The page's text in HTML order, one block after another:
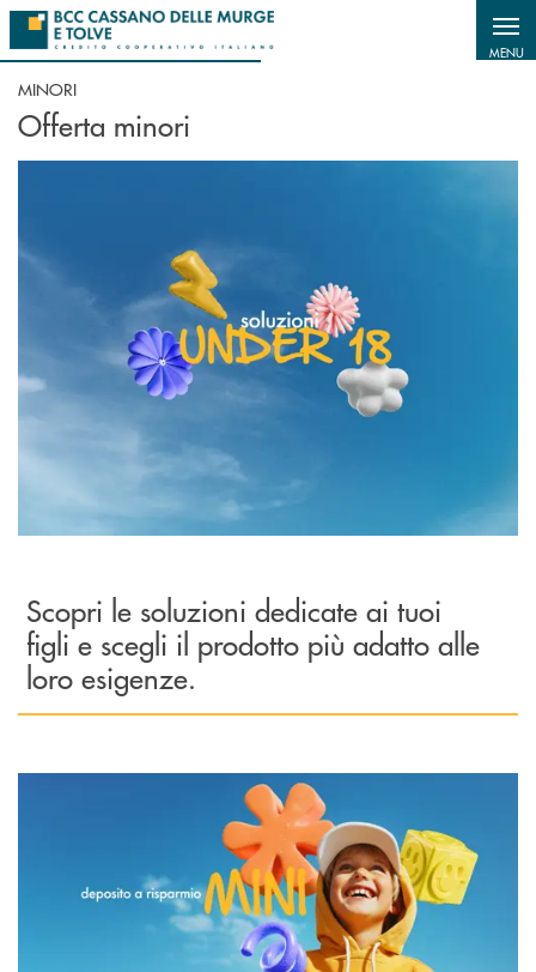
Salta al contenuto principale
MENU
MINORI
Offerta minori
Scopri le soluzioni dedicate ai tuoi
figli e scegli il prodotto più adatto alle
loro esigenze.